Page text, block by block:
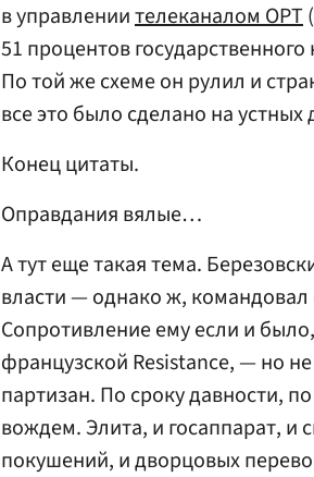
в управлениителеканалом ОРТ
51 процентов
По той же схеме он рулил и
все это было сделано на устных
Конец цитаты.
Оправдания вялые…
А тут еще такая тема.
власти — однако ж, командовал
Сопротивление ему если и
французской Resistance, — но
партизан. По сроку давности,
вождем. Элита, и госаппарат, и
покушений, и дворцовых